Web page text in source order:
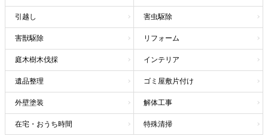
引越し 害虫駆除
害獣駆除 リフォーム
庭木樹木伐採 インテリア
遺品整理 ゴミ屋敷片付け
外壁塗装 解体工事
在宅・おうち時間 特殊清掃